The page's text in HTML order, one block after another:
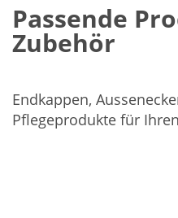
Passende
Zubehör
Endkappen,
Pflegeprodukte für